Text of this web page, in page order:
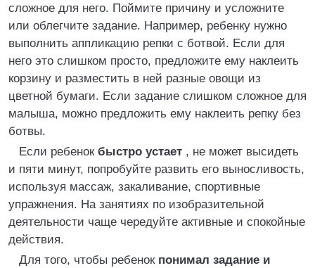
сложное для него. Поймите причину и усложните
или облегчите задание. Например, ребенку нужно
выполнить аппликацию репки с ботвой. Если для
него это слишком просто, предложите ему наклеить
корзину и разместить в ней разные овощи из
цветной бумаги. Если задание слишком сложное для
малыша, можно предложить ему наклеить репку без
ботвы.
Если ребенок быстро устает , не может высидеть
и пяти минут, попробуйте развить его выносливость,
используя массаж, закаливание, спортивные
упражнения. На занятиях по изобразительной
деятельности чаще чередуйте активные и спокойные
действия.
Для того, чтобы ребенок понимал задание и